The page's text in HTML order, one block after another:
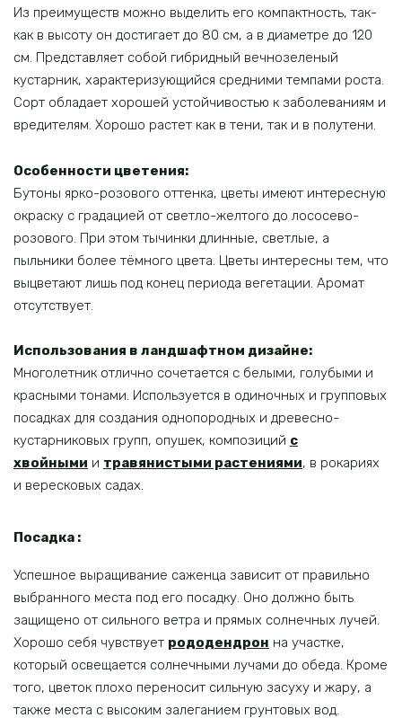
Из преимуществ можно выделить его компактность, так-
как в высоту он достигает до 80 см, а в диаметре до 120
см. Представляет собой гибридный вечнозеленый
кустарник, характеризующийся средними темпами роста.
Сорт обладает хорошей устойчивостью к заболеваниям и
вредителям. Хорошо растет как в тени, так и в полутени.
Особенности цветения:
Бутоны ярко-розового оттенка, цветы имеют интересную
окраску с градацией от светло-желтого до лососево-
розового. При этом тычинки длинные, светлые, а
пыльники более тёмного цвета. Цветы интересны тем, что
выцветают лишь под конец периода вегетации. Аромат
отсутствует.
Использования в ландшафтном дизайне:
Многолетник отлично сочетается с белыми, голубыми и
красными тонами. Используется в одиночных и групповых
посадках для создания однопородных и древесно-
кустарниковых групп, опушек, композиций с
хвойными и травянистыми растениями, в рокариях
и вересковых садах.
Посадка :
Успешное выращивание саженца зависит от правильно
выбранного места под его посадку. Оно должно быть
защищено от сильного ветра и прямых солнечных лучей.
Хорошо себя чувствует рододендрон на участке,
который освещается солнечными лучами до обеда. Кроме
того, цветок плохо переносит сильную засуху и жару, а
также места с высоким залеганием грунтовых вод.